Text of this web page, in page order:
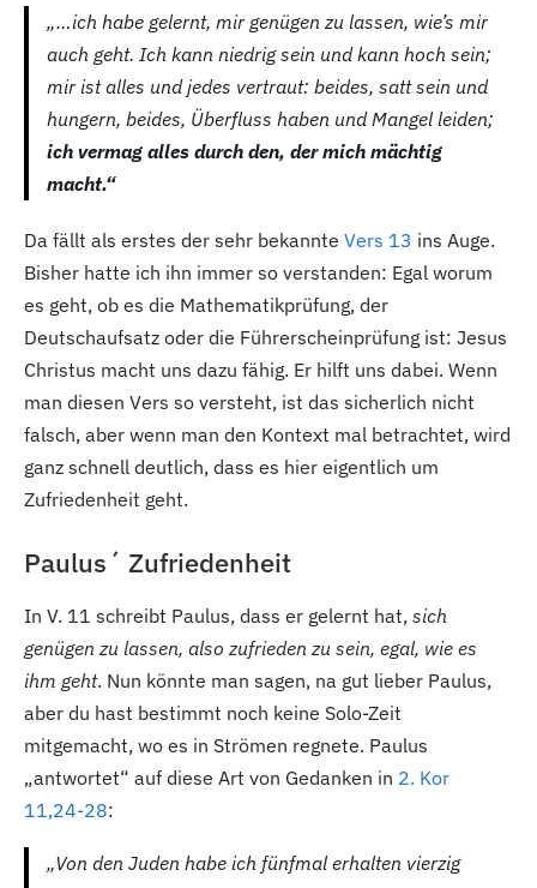
„…ich habe gelernt, mir genügen zu lassen, wie’s mir
auch geht. Ich kann niedrig sein und kann hoch sein;
mir ist alles und jedes vertraut: beides, satt sein und
hungern, beides, Überfluss haben und Mangel leiden;
ich vermag alles durch den, der mich mächtig
macht.“
Da fällt als erstes der sehr bekannte Vers 13 ins Auge.
Bisher hatte ich ihn immer so verstanden: Egal worum
es geht, ob es die Mathematikprüfung, der
Deutschaufsatz oder die Führerscheinprüfung ist: Jesus
Christus macht uns dazu fähig. Er hilft uns dabei. Wenn
man diesen Vers so versteht, ist das sicherlich nicht
falsch, aber wenn man den Kontext mal betrachtet, wird
ganz schnell deutlich, dass es hier eigentlich um
Zufriedenheit geht.
Paulus´ Zufriedenheit
In V. 11 schreibt Paulus, dass er gelernt hat, sich
genügen zu lassen, also zufrieden zu sein, egal, wie es
ihm geht. Nun könnte man sagen, na gut lieber Paulus,
aber du hast bestimmt noch keine Solo-Zeit
mitgemacht, wo es in Strömen regnete. Paulus
„antwortet“ auf diese Art von Gedanken in 2. Kor
11,24-28:
„Von den Juden habe ich fünfmal erhalten vierzig